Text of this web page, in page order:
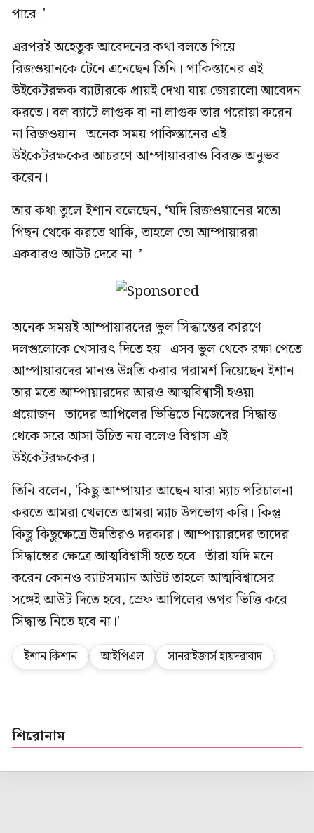
পারে।'
এরপরই অহেতুক আবেদনের কথা বলতে গিয়ে
রিজওয়ানকে টেনে এনেছেন তিনি। পাকিস্তানের এই
উইকেটরক্ষক ব্যাটারকে প্রায়ই দেখা যায় জোরালো আবেদন
করতে। বল ব্যাটে লাগুক বা না লাগুক তার পরোয়া করেন
না রিজওয়ান। অনেক সময় পাকিস্তানের এই
উইকেটরক্ষকের আচরণে আম্পায়াররাও বিরক্ত অনুভব
করেন।
তার কথা তুলে ইশান বলেছেন, ‘যদি রিজওয়ানের মতো
পিছন থেকে করতে থাকি, তাহলে তো আম্পায়াররা
একবারও আউট দেবে না।’
অনেক সময়ই আম্পায়ারদের ভুল সিদ্ধান্তের কারণে
দলগুলোকে খেসারৎ দিতে হয়। এসব ভুল থেকে রক্ষা পেতে
আম্পায়ারদের মানও উন্নতি করার পরামর্শ দিয়েছেন ইশান।
তার মতে আম্পায়ারদের আরও আত্মবিশ্বাসী হওয়া
প্রয়োজন। তাদের আপিলের ভিত্তিতে নিজেদের সিদ্ধান্ত
থেকে সরে আসা উচিত নয় বলেও বিশ্বাস এই
উইকেটরক্ষকের।
তিনি বলেন, 'কিছু আম্পায়ার আছেন যারা ম্যাচ পরিচালনা
করতে আমরা খেলতে আমরা ম্যাচ উপভোগ করি। কিন্তু
কিছু কিছুক্ষেত্রে উন্নতিরও দরকার। আম্পায়ারদের তাদের
সিদ্ধান্তের ক্ষেত্রে আত্মবিশ্বাসী হতে হবে। তাঁরা যদি মনে
করেন কোনও ব্যাটসম্যান আউট তাহলে আত্মবিশ্বাসের
সঙ্গেই আউট দিতে হবে, স্রেফ আপিলের ওপর ভিত্তি করে
সিদ্ধান্ত নিতে হবে না।'
ইশান কিশান আইপিএল সানরাইজার্স হায়দরাবাদ
শিরোনাম